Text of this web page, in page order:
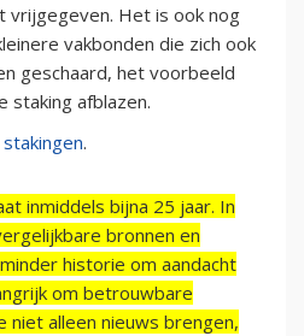
vrijgegeven. Het is ook nog
vakbonden die zich ook
geschaard, het voorbeeld
staking afblazen.
.
inmiddels bijna 25 jaar. In
bronnen en
historie om aandacht
om betrouwbare
alleen nieuws brengen,